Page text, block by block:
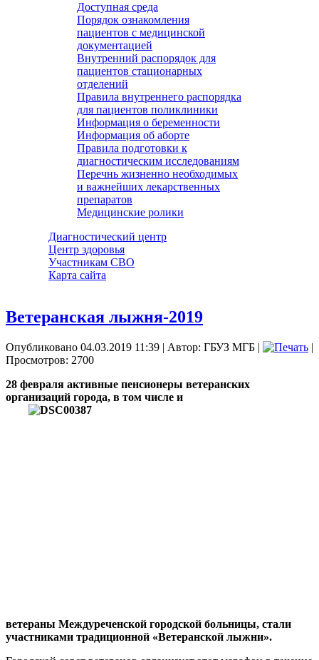
Доступная среда
Порядок ознакомления
пациентов с медицинской
документацией
Внутренний распорядок для
пациентов стационарных
отделений
Правила внутреннего распорядка
для пациентов поликлиники
Информация о беременности
Информация об аборте
Правила подготовки к
диагностическим исследованиям
Перечнь жизненно необходимых
и важнейших лекарственных
препаратов
Медицинские ролики
Диагностический центр
Центр здоровья
Участникам СВО
Карта сайта
Ветеранская лыжня-2019
Опубликовано 04.03.2019 11:39 | Автор: ГБУЗ МГБ |
|
Просмотров: 2700
28 февраля активные пенсионеры ветеранских
организаций города, в том числе и
ветераны Междуреченской городской больницы, стали
участниками традиционной «Ветеранской лыжни».